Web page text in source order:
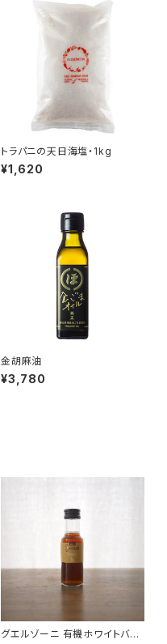
トラパニの天日海塩・1kg
¥1,620
金胡麻油
¥3,780
グエルゾーニ 有機ホワイトバル